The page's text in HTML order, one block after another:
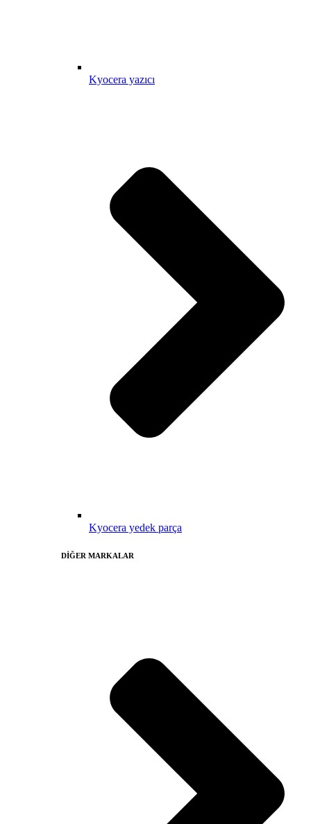
Kyocera yazıcı
Kyocera yedek parça
DİĞER MARKALAR